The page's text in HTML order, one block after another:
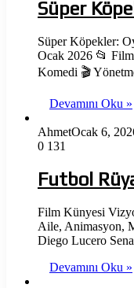
Süper
Süper Köpekler:
Ocak 2026 📂
Komedi 🎬
Devamını Oku »
AhmetOcak 6,
0 131
Futbol
Film Künyesi
Aile, Animasyon,
Diego Lucero
Devamını Oku »